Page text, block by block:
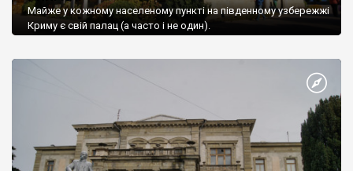
Майже у кожному населеному пункті на південному узбережжі
Криму є свій палац (а часто і не один).